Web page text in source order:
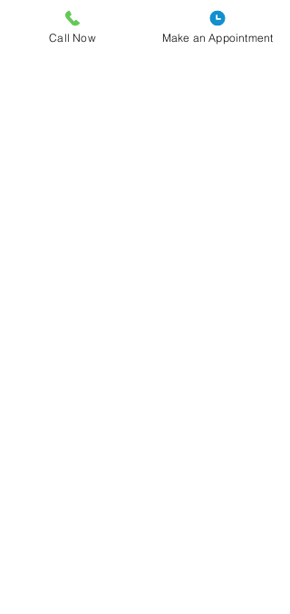
Bienestar integral del
Call Now Make an Appointment